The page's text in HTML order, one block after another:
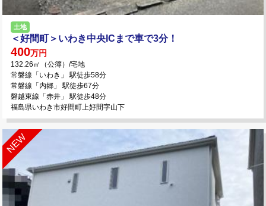
土地
＜好間町＞いわき中央ICまで車で3分！
400万円
132.26㎡（公簿）/宅地
常磐線「いわき」 駅徒歩58分
常磐線「内郷」 駅徒歩67分
磐越東線「赤井」 駅徒歩48分
福島県いわき市好間町上好間字山下